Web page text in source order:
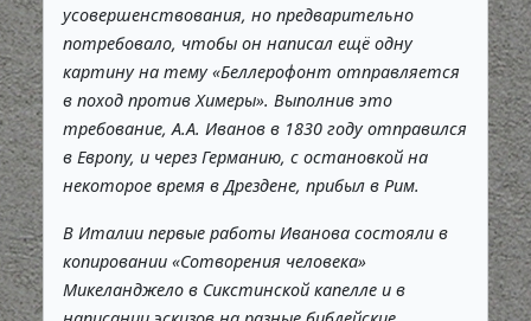
усовершенствования, но предварительно
потребовало, чтобы он написал ещё одну
картину на тему «Беллерофонт отправляется
в поход против Химеры». Выполнив это
требование, А.А. Иванов в 1830 году отправился
в Европу, и через Германию, с остановкой на
некоторое время в Дрездене, прибыл в Рим.
В Италии первые работы Иванова состояли в
копировании «Сотворения человека»
Микеланджело в Сикстинской капелле и в